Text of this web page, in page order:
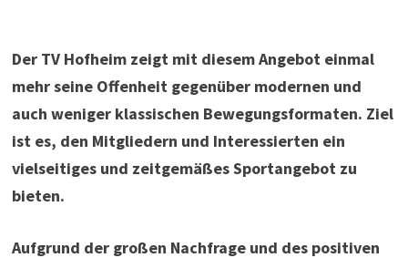
Der TV Hofheim zeigt mit diesem Angebot einmal
mehr seine Offenheit gegenüber modernen und
auch weniger klassischen Bewegungsformaten. Ziel
ist es, den Mitgliedern und Interessierten ein
vielseitiges und zeitgemäßes Sportangebot zu
bieten.
Aufgrund der großen Nachfrage und des positiven